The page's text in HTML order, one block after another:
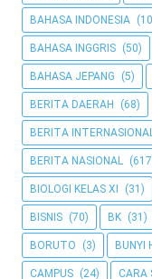
BAHASA INDONESIA
BAHASA INGGRIS (50)
BAHASA JEPANG (5)
BERITA DAERAH (68)
BERITA
BERITA NASIONAL
BIOLOGI KELAS XI (31)
BISNIS (70) BK (31)
BORUTO (3) BUNYI
CAMPUS (24) CARA